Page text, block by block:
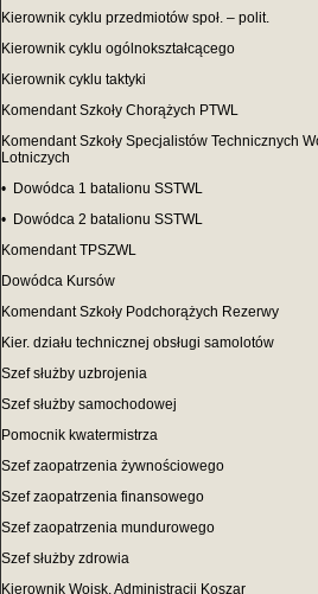
Kierownik cyklu przedmiotów społ. – polit.
Kierownik cyklu ogólnokształcącego
Kierownik cyklu taktyki
Komendant Szkoły Chorążych PTWL
Komendant Szkoły Specjalistów Technicznych
Lotniczych
• Dowódca 1 batalionu SSTWL
• Dowódca 2 batalionu SSTWL
Komendant TPSZWL
Dowódca Kursów
Komendant Szkoły Podchorążych Rezerwy
Kier. działu technicznej obsługi samolotów
Szef służby uzbrojenia
Szef służby samochodowej
Pomocnik kwatermistrza
Szef zaopatrzenia żywnościowego
Szef zaopatrzenia finansowego
Szef zaopatrzenia mundurowego
Szef służby zdrowia
Kierownik Wojsk. Administracji Koszar